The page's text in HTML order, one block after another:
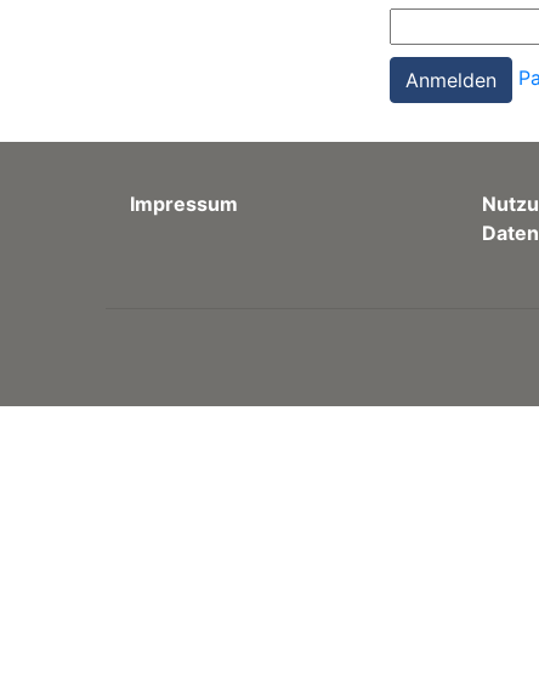
Impressum